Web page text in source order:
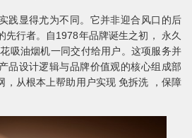
践显得尤为不同。它并非迎合风口的后
先行者。自1978年品牌诞生之初， 永久
吸油烟机一同交付给用户。这项服务并
品设计逻辑与品牌价值观的核心组成部
，从根本上帮助用户实现 免拆洗 ，保障